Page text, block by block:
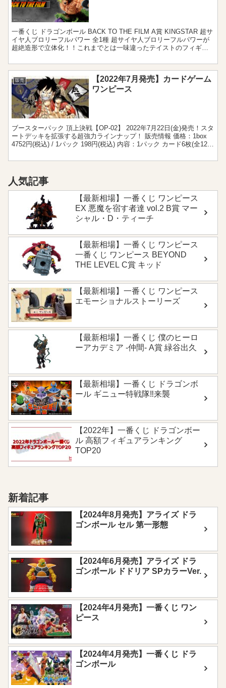
一番くじ ドラゴンボール BACK TO THE FILM A賞 KINGSTAR 超サ
イヤ人ブロリーフルパワー 全1種 超サイヤ人ブロリーフルパワーが
超絶造形で立体化！！これまでとは一味違ったテイストのフィギュ
販売
【2022年7月発売】カードゲーム
ワンピース
ブースターパック 頂上決戦【OP-02】 2022年7月22日(金)発売！スタ
ートデッキを拡張する超強力ラインナップ！ 販売情報 価格：1box
4752円(税込) / 1パック 198円(税込) 内容：1パック カード6枚(全121
人気記事
【最新相場】一番くじ ワンピース
EX 悪魔を宿す者達 vol.2 B賞 マー
シャル・D・ティーチ
【最新相場】一番くじ ワンピース
一番くじ ワンピース BEYOND
THE LEVEL C賞 キッド
【最新相場】一番くじ ワンピース
エモーショナルストーリーズ
【最新相場】一番くじ 僕のヒーロ
ーアカデミア -仲間- A賞 緑谷出久
【最新相場】一番くじ ドラゴンボ
ール ギニュー特戦隊‼来襲
【2022年】一番くじ ドラゴンボー
ル 高額フィギュアランキング
TOP20
新着記事
【2024年8月発売】アライズ ドラ
ゴンボール セル 第一形態
【2024年6月発売】アライズ ドラ
ゴンボール ドドリア SPカラーVer.
【2024年4月発売】一番くじ ワン
ピース
【2024年4月発売】一番くじ ドラ
ゴンボール